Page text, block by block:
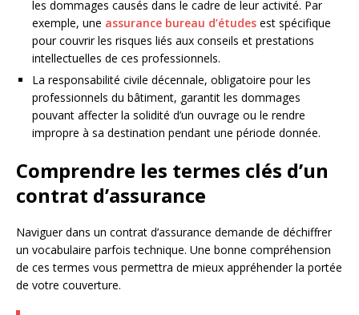
les dommages causés dans le cadre de leur activité. Par
exemple, une assurance bureau d’études est spécifique
pour couvrir les risques liés aux conseils et prestations
intellectuelles de ces professionnels.
La responsabilité civile décennale, obligatoire pour les
professionnels du bâtiment, garantit les dommages
pouvant affecter la solidité d’un ouvrage ou le rendre
impropre à sa destination pendant une période donnée.
Comprendre les termes clés d’un
contrat d’assurance
Naviguer dans un contrat d’assurance demande de déchiffrer
un vocabulaire parfois technique. Une bonne compréhension
de ces termes vous permettra de mieux appréhender la portée
de votre couverture.